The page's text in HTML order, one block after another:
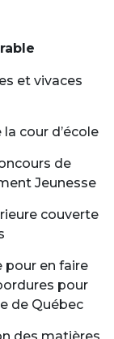
et vivaces
cour d’école
de
Jeunesse
couverte
pour en faire
pour
de Québec